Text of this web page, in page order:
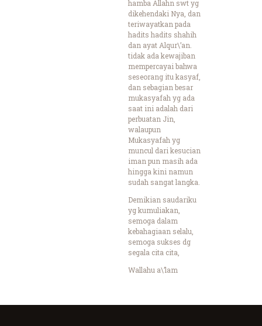
hamba Allahn swt yg
dikehendaki Nya, dan
teriwayatkan pada
hadits hadits shahih
dan ayat Alqur\’an.
tidak ada kewajiban
mempercayai bahwa
seseorang itu kasyaf,
dan sebagian besar
mukasyafah yg ada
saat ini adalah dari
perbuatan Jin,
walaupun
Mukasyafah yg
muncul dari kesucian
iman pun masih ada
hingga kini namun
sudah sangat langka.
Demikian saudariku
yg kumuliakan,
semoga dalam
kebahagiaan selalu,
semoga sukses dg
segala cita cita,
Wallahu a\’lam